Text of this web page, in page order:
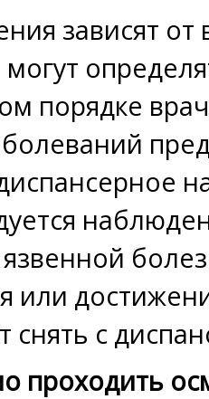
зависят от
порядке
или
снять с
проходить